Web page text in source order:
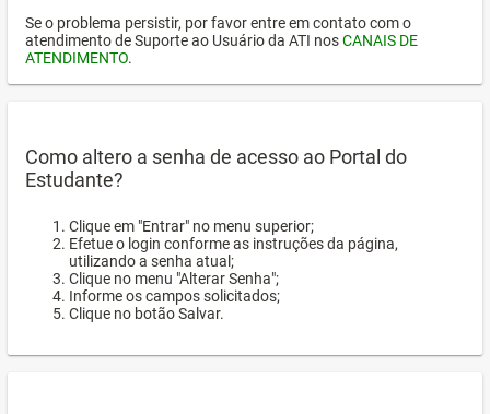
Se o problema persistir, por favor entre em contato com o
atendimento de Suporte ao Usuário da ATI nosCANAIS DE
ATENDIMENTO.
Como altero a senha de acesso ao Portal do
Estudante?
Clique em "Entrar" no menu superior;
Efetue o login conforme as instruções da página,
utilizando a senha atual;
Clique no menu "Alterar Senha";
Informe os campos solicitados;
Clique no botão Salvar.